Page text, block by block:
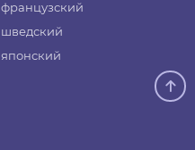
французский
шведский
японский